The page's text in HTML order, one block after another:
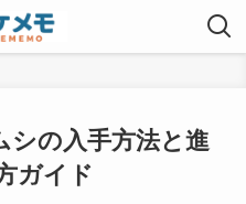
シの入手方法と進
ガイド